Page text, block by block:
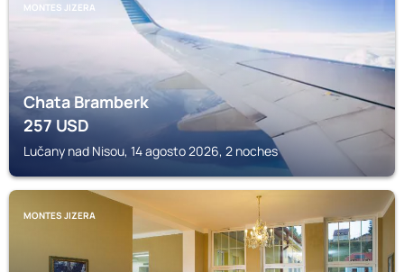
MONTES JIZERA
Chata Bramberk
257USD
Lučany nad Nisou, 14 agosto 2026, 2 noches
MONTES JIZERA